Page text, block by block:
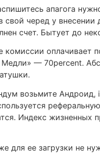
апагога
черед у
счет. Бытует до
оплачивает
— 70percent.
Индекс
для ее загрузки не